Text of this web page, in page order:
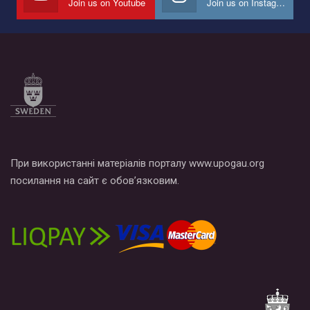
При використанні матеріалів порталу www.upogau.org
посилання на сайт є обов’язковим.